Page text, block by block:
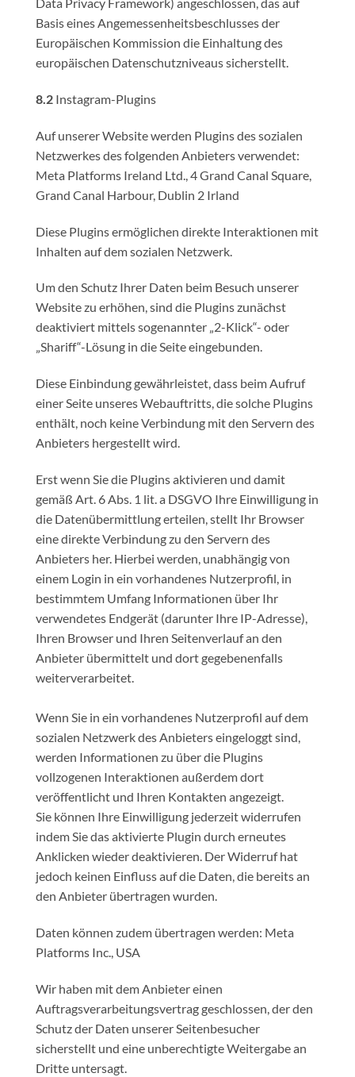
Basis eines Angemessenheitsbeschlusses der
Europäischen Kommission die Einhaltung des
europäischen Datenschutzniveaus sicherstellt.
8.2 Instagram-Plugins
Auf unserer Website werden Plugins des sozialen
Netzwerkes des folgenden Anbieters verwendet:
Meta Platforms Ireland Ltd., 4 Grand Canal Square,
Grand Canal Harbour, Dublin 2 Irland
Diese Plugins ermöglichen direkte Interaktionen mit
Inhalten auf dem sozialen Netzwerk.
Um den Schutz Ihrer Daten beim Besuch unserer
Website zu erhöhen, sind die Plugins zunächst
deaktiviert mittels sogenannter „2-Klick“- oder
„Shariff“-Lösung in die Seite eingebunden.
Diese Einbindung gewährleistet, dass beim Aufruf
einer Seite unseres Webauftritts, die solche Plugins
enthält, noch keine Verbindung mit den Servern des
Anbieters hergestellt wird.
Erst wenn Sie die Plugins aktivieren und damit
gemäß Art. 6 Abs. 1 lit. a DSGVO Ihre Einwilligung in
die Datenübermittlung erteilen, stellt Ihr Browser
eine direkte Verbindung zu den Servern des
Anbieters her. Hierbei werden, unabhängig von
einem Login in ein vorhandenes Nutzerprofil, in
bestimmtem Umfang Informationen über Ihr
verwendetes Endgerät (darunter Ihre IP-Adresse),
Ihren Browser und Ihren Seitenverlauf an den
Anbieter übermittelt und dort gegebenenfalls
weiterverarbeitet.
Wenn Sie in ein vorhandenes Nutzerprofil auf dem
sozialen Netzwerk des Anbieters eingeloggt sind,
werden Informationen zu über die Plugins
vollzogenen Interaktionen außerdem dort
veröffentlicht und Ihren Kontakten angezeigt.
Sie können Ihre Einwilligung jederzeit widerrufen
indem Sie das aktivierte Plugin durch erneutes
Anklicken wieder deaktivieren. Der Widerruf hat
jedoch keinen Einfluss auf die Daten, die bereits an
den Anbieter übertragen wurden.
Daten können zudem übertragen werden: Meta
Platforms Inc., USA
Wir haben mit dem Anbieter einen
Auftragsverarbeitungsvertrag geschlossen, der den
Schutz der Daten unserer Seitenbesucher
sicherstellt und eine unberechtigte Weitergabe an
Dritte untersagt.